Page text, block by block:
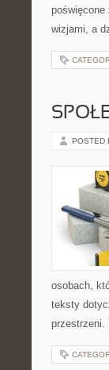
poświęcone
wizjami, a
POSTED
osobach,
teksty
przestrzeni.